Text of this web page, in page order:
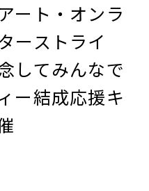
ート・オンラ
ーストライ
してみんなで
ー結成応援キ